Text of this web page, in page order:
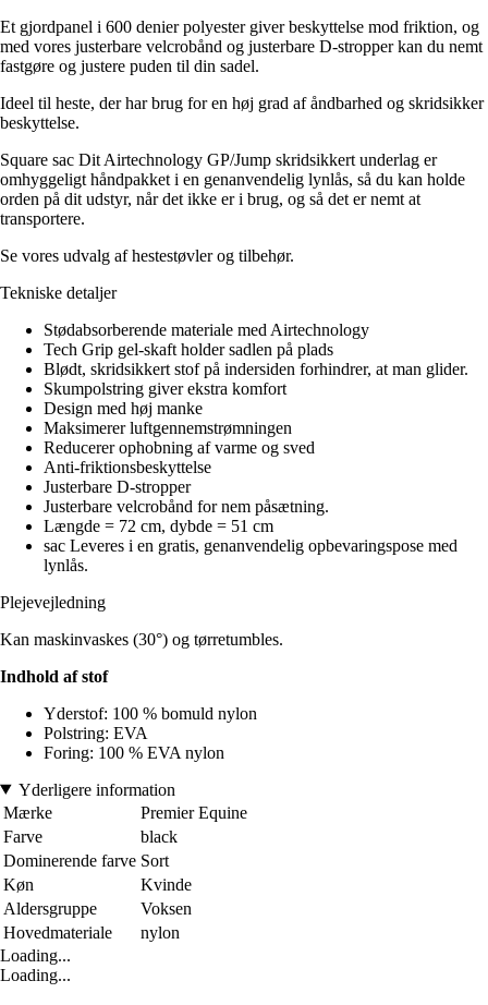
Et gjordpanel i 600 denier polyester giver beskyttelse mod friktion, og
med vores justerbare velcrobånd og justerbare D-stropper kan du nemt
fastgøre og justere puden til din sadel.
Ideel til heste, der har brug for en høj grad af åndbarhed og skridsikker
beskyttelse.
Square sac Dit Airtechnology GP/Jump skridsikkert underlag er
omhyggeligt håndpakket i en genanvendelig lynlås, så du kan holde
orden på dit udstyr, når det ikke er i brug, og så det er nemt at
transportere.
Se vores udvalg af hestestøvler og tilbehør.
Tekniske detaljer
Stødabsorberende materiale med Airtechnology
Tech Grip gel-skaft holder sadlen på plads
Blødt, skridsikkert stof på indersiden forhindrer, at man glider.
Skumpolstring giver ekstra komfort
Design med høj manke
Maksimerer luftgennemstrømningen
Reducerer ophobning af varme og sved
Anti-friktionsbeskyttelse
Justerbare D-stropper
Justerbare velcrobånd for nem påsætning.
Længde = 72 cm, dybde = 51 cm
sac Leveres i en gratis, genanvendelig opbevaringspose med
lynlås.
Plejevejledning
Kan maskinvaskes (30°) og tørretumbles.
Indhold af stof
Yderstof: 100 % bomuld nylon
Polstring: EVA
Foring: 100 % EVA nylon
Yderligere information
Mærke
Premier Equine
Farve
black
Dominerende farve Sort
Køn
Kvinde
Aldersgruppe
Voksen
Hovedmateriale
nylon
Loading...
Loading...